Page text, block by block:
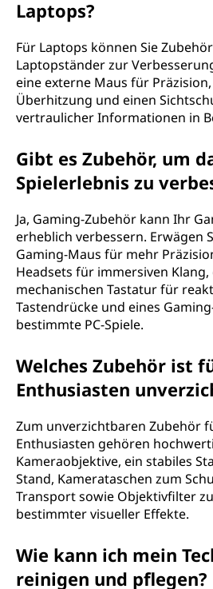
Laptops?
Für Laptops können Sie
Laptopständer zur
eine externe Maus für
Überhitzung und einen
vertraulicher Informationen in
Gibt es Zubehör, um
Spielerlebnis zu
Ja, Gaming-Zubehör kann Ihr
erheblich verbessern. Erwägen
Gaming-Maus für mehr
Headsets für immersiven Klang,
mechanischen Tastatur für
Tastendrücke und eines
bestimmte PC-Spiele.
Welches Zubehör ist
Enthusiasten
Zum unverzichtbaren Zubehör
Enthusiasten gehören
Kameraobjektive, ein stabiles
Stand, Kamerataschen zum
Transport sowie Objektivfilter
bestimmter visueller Effekte.
Wie kann ich mein
reinigen und pflegen?